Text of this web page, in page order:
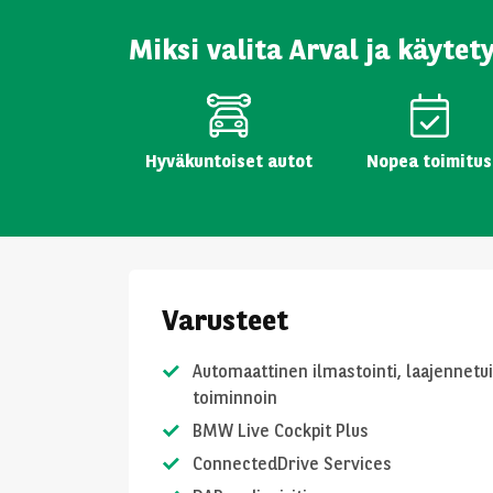
Miksi valita Arval ja
Hyväkuntoiset autot Nopea toimitus
Varusteet
Automaattinen ilmastointi,
toiminnoin
BMW Live Cockpit Plus
ConnectedDrive Services